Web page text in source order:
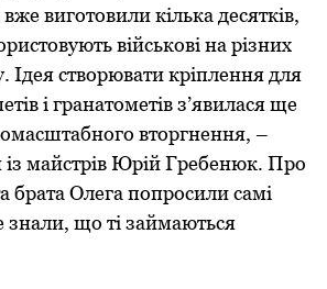
виготовили кілька десятків,
військові на різних
Ідея створювати кріплення для
і гранатометів з’явилася ще
вторгнення, –
із майстрів Юрій Гребенюк. Про
брата Олега попросили самі
знали, що ті займаються